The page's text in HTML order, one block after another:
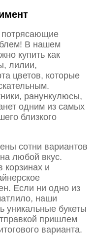
потрясающие
В нашем
купить как
лилии,
цветов, которые
ранункулюсы,
одним из самых
близкого
сотни вариантов
любой вкус.
корзинах и
Если ни одно из
наши
уникальные букеты
пришлем
варианта.